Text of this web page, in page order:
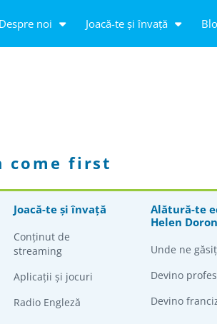
Despre noi Joacă-te și învață
come first
Joacă-te și învață
Conținut de
streaming
Aplicații și jocuri
Radio Engleză
Alătură-te
Helen Doron
Unde ne
Devino
Devino